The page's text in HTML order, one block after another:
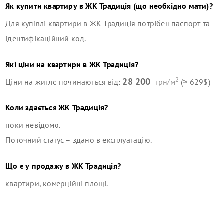
Як купити квартиру вЖК Традиція (що необхідно мати)?
Для купівлі квартири в ЖК Традиція потрібен паспорт та
ідентифікаційний код.
Які ціни на квартири в ЖК Традиція?
Ціни на житло починаються від: 28 200 грн/м2 (≈ 629$)
Коли здаєтьсяЖК Традиція?
поки невідомо.
Поточний статус – здано в експлуатацію.
Що є у продажу в ЖК Традиція?
квартири, комерційні площі.